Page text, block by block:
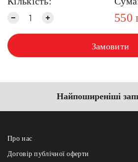
550
Замовити
Найпоширеніші
Про нас
Договір публічної оферти